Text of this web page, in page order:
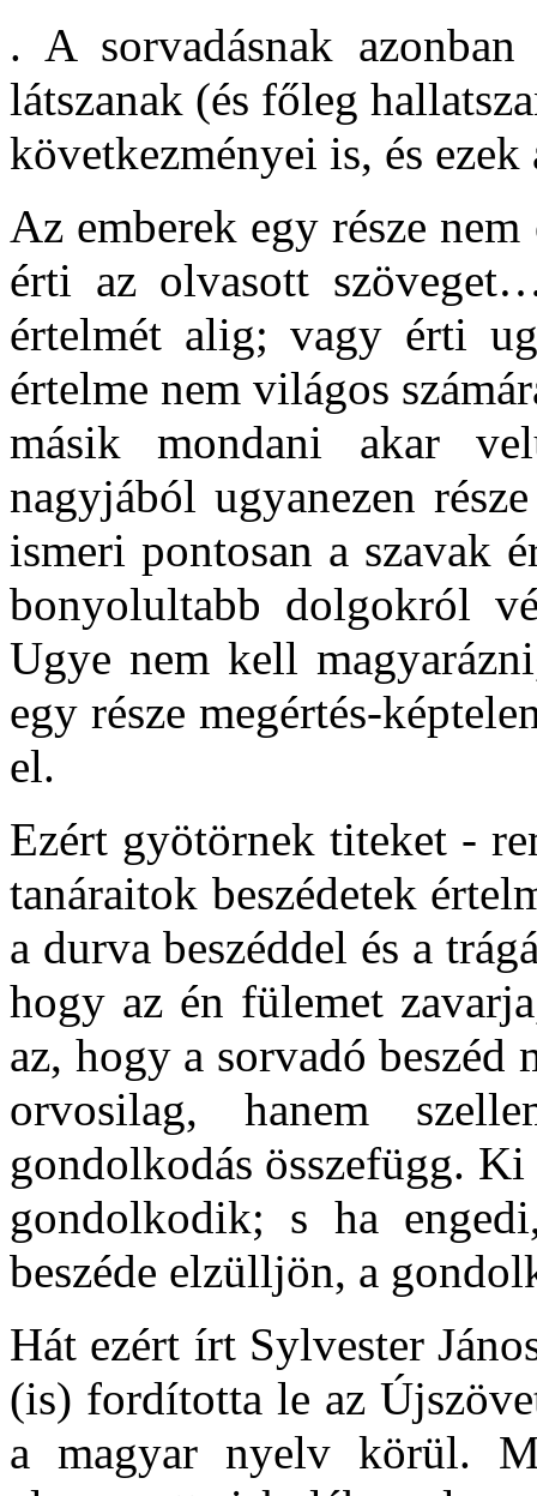
. A sorvadásnak
látszanak (és főleg
következményei is, és
Az emberek egy része
érti az olvasott
értelmét alig; vagy érti
értelme nem világos
másik mondani akar
nagyjából ugyanezen
ismeri pontosan a szavak
bonyolultabb dolgokról
Ugye nem kell
egy része megértés-
el.
Ezért gyötörnek titeket -
tanáraitok beszédetek
a durva beszéddel és a
hogy az én fülemet
az, hogy a sorvadó beszéd
orvosilag, hanem
gondolkodás összefügg.
gondolkodik; s ha
beszéde elzülljön, a
Hát ezért írt Sylvester
(is) fordította le az
a magyar nyelv körül.